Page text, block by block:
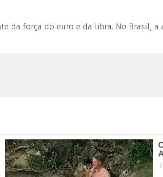
da força do euro e da libra. No Brasil, a